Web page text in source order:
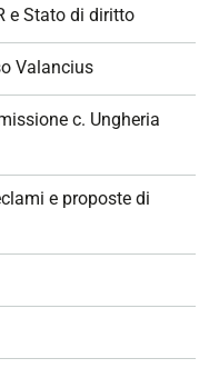
e Stato di diritto
Valancius
c. Ungheria
e proposte di